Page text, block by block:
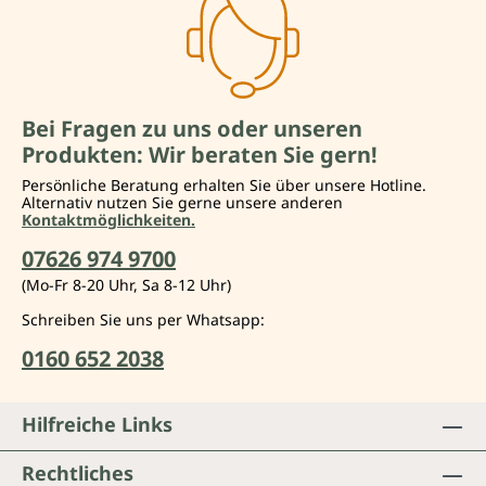
Bei Fragen zu uns oder unseren
Produkten: Wir beraten Sie gern!
Persönliche Beratung erhalten Sie über unsere Hotline.
Alternativ nutzen Sie gerne unsere anderen
Kontaktmöglichkeiten.
07626 974 9700
(Mo-Fr 8-20 Uhr, Sa 8-12 Uhr)
Schreiben Sie uns per Whatsapp:
0160 652 2038
Hilfreiche Links
Rechtliches